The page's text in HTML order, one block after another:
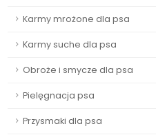
Karmy mrożone dla psa
Karmy suche dla psa
Obroże i smycze dla psa
Pielęgnacja psa
Przysmaki dla psa